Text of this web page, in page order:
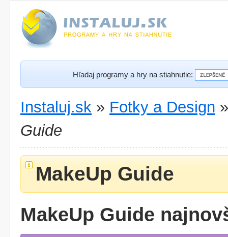
Hľadaj programy a hry na stiahnutie:
Instaluj.sk » Fotky a Design
Guide
MakeUp Guide
MakeUp Guide